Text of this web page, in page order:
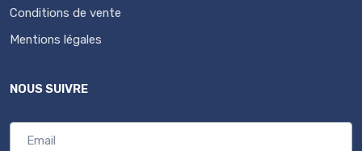
Conditions de vente
Mentions légales
NOUS SUIVRE